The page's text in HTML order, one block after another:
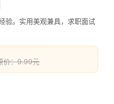
验。实用美观兼具，求职面试
价：9.99元